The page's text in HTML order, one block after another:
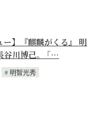
ー】『麒麟がくる』 明
谷川博己。 ｢…
明智光秀